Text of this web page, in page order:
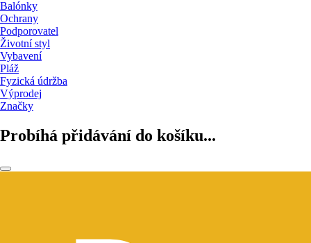
Balónky
Ochrany
Podporovatel
Životní styl
Vybavení
Pláž
Fyzická údržba
Výprodej
Značky
Probíhá přidávání do košíku...